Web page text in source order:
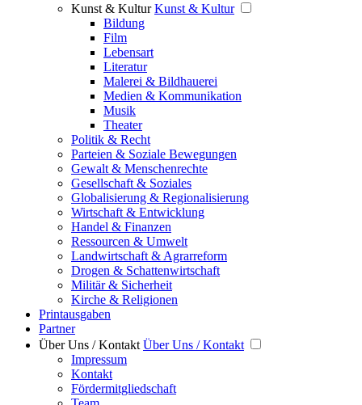
Kunst & Kultur Kunst & Kultur
Bildung
Film
Lebensart
Literatur
Malerei & Bildhauerei
Medien & Kommunikation
Musik
Theater
Politik & Recht
Parteien & Soziale Bewegungen
Gewalt & Menschenrechte
Gesellschaft & Soziales
Globalisierung & Regionalisierung
Wirtschaft & Entwicklung
Handel & Finanzen
Ressourcen & Umwelt
Landwirtschaft & Agrarreform
Drogen & Schattenwirtschaft
Militär & Sicherheit
Kirche & Religionen
Printausgaben
Partner
Über Uns / Kontakt Über Uns / Kontakt
Impressum
Kontakt
Fördermitgliedschaft